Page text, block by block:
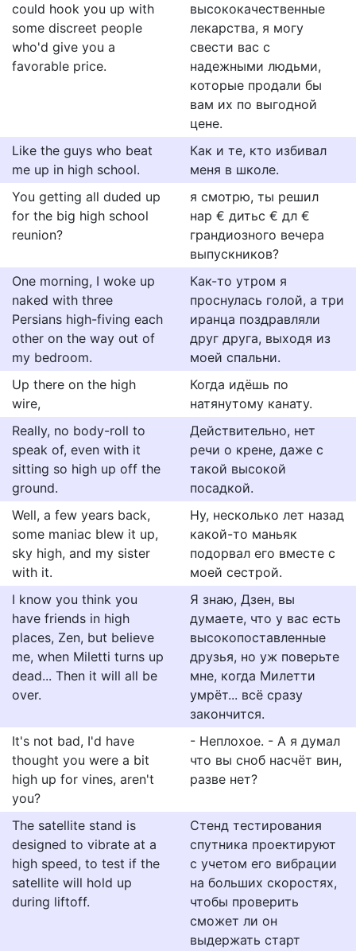
could hook you up with
some discreet people
who'd give you a
favorable price.
высококачественные
лекарства, я могу
свести вас с
надежными людьми,
которые продали бы
вам их по выгодной
цене.
Like the guys who beat
me up in high school.
Как и те, кто избивал
меня в школе.
You getting all duded up
for the big high school
reunion?
я смотрю, ты решил
нар € дитьс € дл €
грандиозного вечера
выпускников?
One morning, I woke up
naked with three
Persians high-fiving each
other on the way out of
my bedroom.
Как-то утром я
проснулась голой, а три
иранца поздравляли
друг друга, выходя из
моей спальни.
Up there on the high
wire,
Когда идёшь по
натянутому канату.
Really, no body-roll to
speak of, even with it
sitting so high up off the
ground.
Действительно, нет
речи о крене, даже с
такой высокой
посадкой.
Well, a few years back,
some maniac blew it up,
sky high, and my sister
with it.
Ну, несколько лет назад
какой-то маньяк
подорвал его вместе с
моей сестрой.
I know you think you
have friends in high
places, Zen, but believe
me, when Miletti turns up
dead... Then it will all be
over.
Я знаю, Дзен, вы
думаете, что у вас есть
высокопоставленные
друзья, но уж поверьте
мне, когда Милетти
умрёт... всё сразу
закончится.
It's not bad, I'd have
thought you were a bit
high up for vines, aren't
you?
- Неплохое. - А я думал
что вы сноб насчёт вин,
разве нет?
The satellite stand is
designed to vibrate at a
high speed, to test if the
satellite will hold up
during liftoff.
Стенд тестирования
спутника проектируют
с учетом его вибрации
на больших скоростях,
чтобы проверить
сможет ли он
выдержать старт